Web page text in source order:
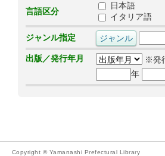
言語区分
日本語
イタリア語
ジャンル指定
出版／発行年月
※発
年
Copyright © Yamanashi Prefectural Library